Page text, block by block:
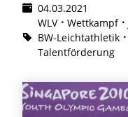
04.03.2021
WLV
Wettkampf
BW-Leichtathletik
Talentförderung